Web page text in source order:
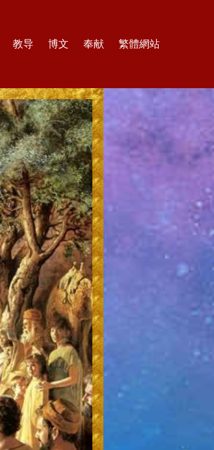
教导 博文 奉献 繁體網站